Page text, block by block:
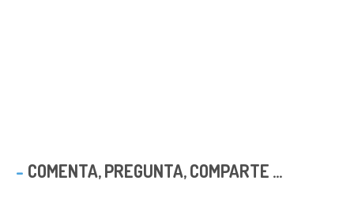
COMENTA, PREGUNTA, COMPARTE ...